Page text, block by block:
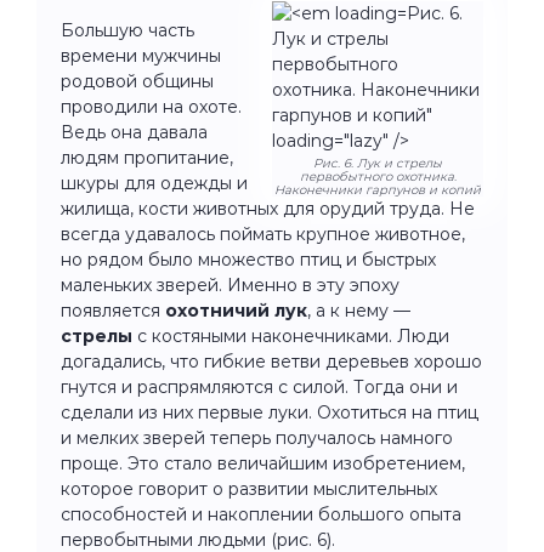
Рис. 6.
Лук и стрелы
первобытного
охотника. Наконечники
гарпунов и копий"
loading="lazy" />
Рис. 6. Лук и стрелы
первобытного охотника.
Наконечники гарпунов и копий
Большую часть
времени мужчины
родовой общины
проводили на охоте.
Ведь она давала
людям пропитание,
шкуры для одежды и
жилища, кости животных для орудий труда. Не
всегда удавалось поймать крупное животное,
но рядом было множество птиц и быстрых
маленьких зверей. Именно в эту эпоху
появляется охотничий лук, а к нему —
стрелы с костяными наконечниками. Люди
догадались, что гибкие ветви деревьев хорошо
гнутся и распрямляются с силой. Тогда они и
сделали из них первые луки. Охотиться на птиц
и мелких зверей теперь получалось намного
проще. Это стало величайшим изобретением,
которое говорит о развитии мыслительных
способностей и накоплении большого опыта
первобытными людьми (рис. 6).